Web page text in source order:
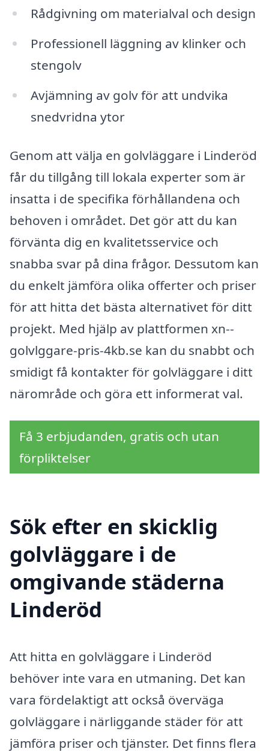
Rådgivning om materialval och design
Professionell läggning av klinker och
stengolv
Avjämning av golv för att undvika
snedvridna ytor
Genom att välja en golvläggare i Linderöd
får du tillgång till lokala experter som är
insatta i de specifika förhållandena och
behoven i området. Det gör att du kan
förvänta dig en kvalitetsservice och
snabba svar på dina frågor. Dessutom kan
du enkelt jämföra olika offerter och priser
för att hitta det bästa alternativet för ditt
projekt. Med hjälp av plattformen xn--
golvlggare-pris-4kb.se kan du snabbt och
smidigt få kontakter för golvläggare i ditt
närområde och göra ett informerat val.
Få 3 erbjudanden, gratis och utan
förpliktelser
Sök efter en skicklig
golvläggare i de
omgivande städerna
Linderöd
Att hitta en golvläggare i Linderöd
behöver inte vara en utmaning. Det kan
vara fördelaktigt att också överväga
golvläggare i närliggande städer för att
jämföra priser och tjänster. Det finns flera